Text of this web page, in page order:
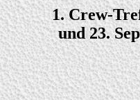
1. Crew-
und 23.